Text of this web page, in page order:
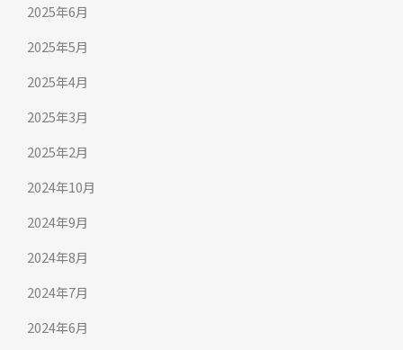
2025年6月
2025年5月
2025年4月
2025年3月
2025年2月
2024年10月
2024年9月
2024年8月
2024年7月
2024年6月